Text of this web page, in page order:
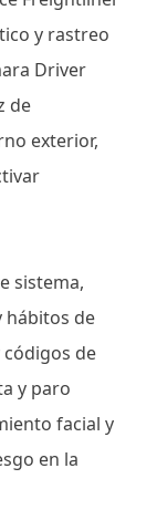
y rastreo
Driver
de
exterior,
sistema,
hábitos de
de
y paro
facial y
en la